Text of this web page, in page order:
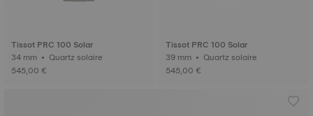
Tissot PRC 100 Solar
34 mm • Quartz solaire
545,00 €
Tissot PRC 100 Solar
39 mm • Quartz solaire
545,00 €